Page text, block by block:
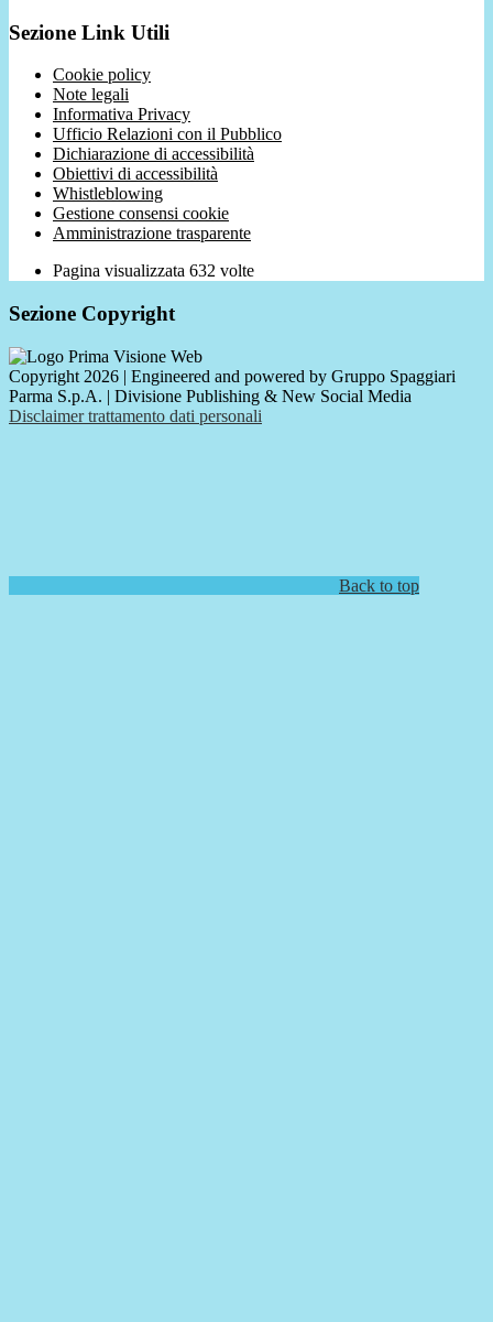
Sezione Link Utili
Cookie policy
Note legali
Informativa Privacy
Ufficio Relazioni con il Pubblico
Dichiarazione di accessibilità
Obiettivi di accessibilità
Whistleblowing
Gestione consensi cookie
Amministrazione trasparente
Pagina visualizzata 632 volte
Sezione Copyright
Copyright 2026 | Engineered and powered by Gruppo Spaggiari
Parma S.p.A. | Divisione Publishing & New Social Media
Disclaimer trattamento dati personali
Back to top